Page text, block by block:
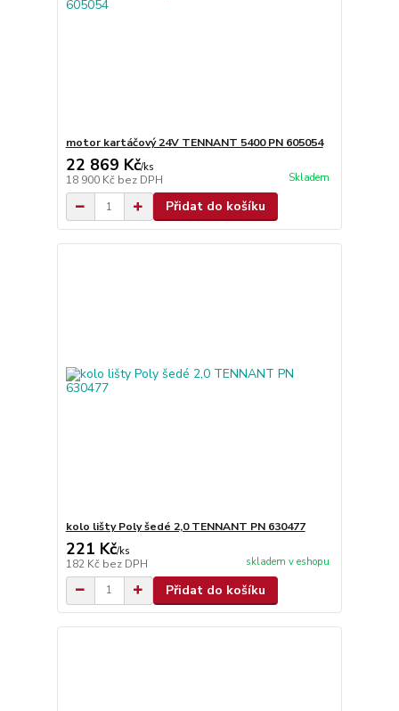
motor kartáčový 24V TENNANT 5400 PN 605054
22 869 Kč/ks
18 900 Kč bez DPH Skladem
Přidat do košíku
kolo lišty Poly šedé 2,0 TENNANT PN 630477
221 Kč/ks
182 Kč bez DPH skladem v eshopu
Přidat do košíku